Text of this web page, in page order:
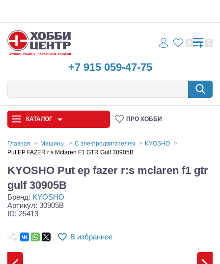
+7 915 059-47-75
0 0
КАТАЛОГ ПРО ХОББИ
Запчасти и аксессуары
Игрушки
Главная Машины С электродвигателем
KYOSHO
Put EP FAZER r:s Mclaren F1 GTR Gulf 30905B
KYOSHO Put ep fazer r:s mclaren f1 gtr
gulf 30905B
Бренд: KYOSHO
Артикул: 30905B
ID: 25413
В избранное